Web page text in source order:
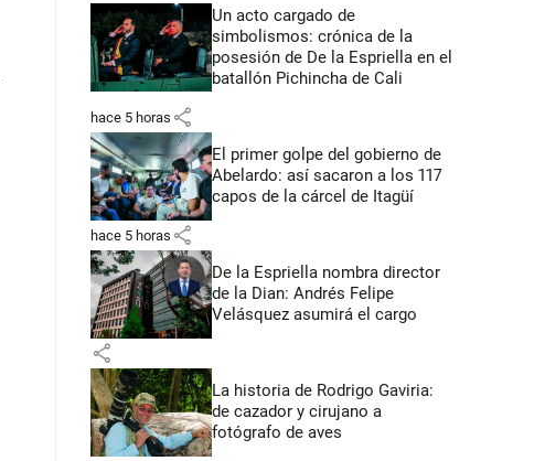
Un acto cargado de
simbolismos: crónica de la
posesión de De la Espriella en el
batallón Pichincha de Cali
hace 5 horas share
El primer golpe del gobierno de
Abelardo: así sacaron a los 117
capos de la cárcel de Itagüí
hace 5 horas share
De la Espriella nombra director
de la Dian: Andrés Felipe
Velásquez asumirá el cargo
share
La historia de Rodrigo Gaviria:
de cazador y cirujano a
fotógrafo de aves